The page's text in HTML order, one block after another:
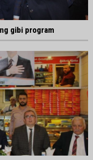
gibi program